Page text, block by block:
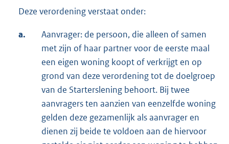
Deze verordening verstaat onder:
a.
Aanvrager: de persoon, die alleen of samen
met zijn of haar partner voor de eerste maal
een eigen woning koopt of verkrijgt en op
grond van deze verordening tot de doelgroep
van de Starterslening behoort. Bij twee
aanvragers ten aanzien van eenzelfde woning
gelden deze gezamenlijk als aanvrager en
dienen zij beide te voldoen aan de hiervoor